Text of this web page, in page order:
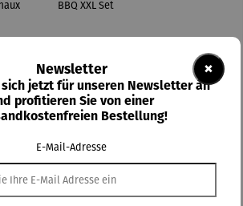
×
Newsletter
jetzt für unseren Newsletter an
profitieren Sie von einer
Bestellung!
E-Mail-Adresse